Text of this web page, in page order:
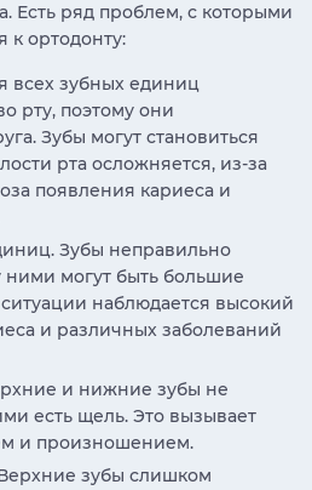
Есть ряд проблем, с которыми
к ортодонту:
всех зубных единиц
рту, поэтому они
Зубы могут становиться
рта осложняется, из-за
появления кариеса и
Зубы неправильно
могут быть большие
наблюдается высокий
и различных заболеваний
и нижние зубы не
есть щель. Это вызывает
и произношением.
зубы слишком